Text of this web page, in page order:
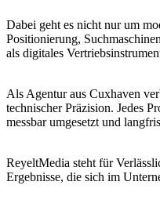
Dabei geht es nicht nur um
Positionierung,
als digitales
Als Agentur aus Cuxhaven
technischer Präzision. Jedes
messbar umgesetzt und
ReyeltMedia steht für
Ergebnisse, die sich im